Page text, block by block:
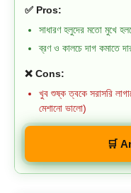
✅ Pros:
সাধারণ হলুদের মতো মুখে
ব্রণ ও কালচে দাগ কমাতে
❌ Cons:
খুব শুষ্ক ত্বকে সরাসরি
মেশানো ভালো)
🛒